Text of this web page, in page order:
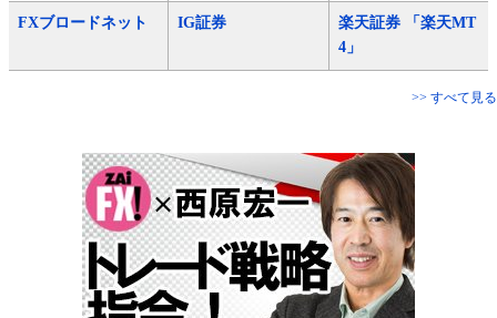
FXブロードネット IG証券
楽天証券 「楽天MT
4」
>> すべて見る